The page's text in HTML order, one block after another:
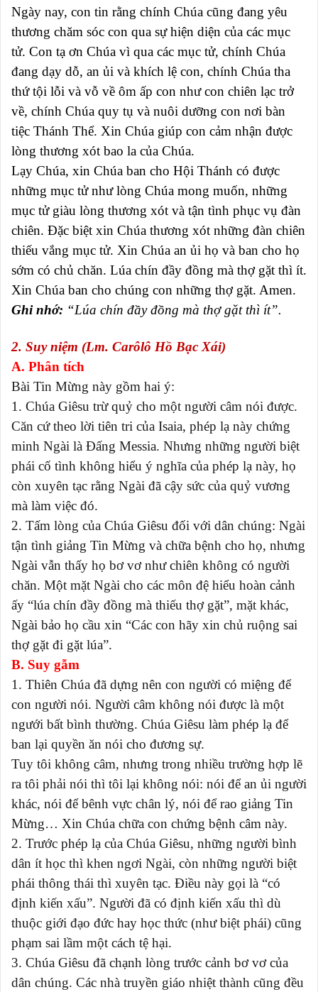
Ngày nay, con tin rằng chính Chúa cũng đang yêu
thương chăm sóc con qua sự hiện diện của các mục
tử. Con tạ ơn Chúa vì qua các mục tử, chính Chúa
đang dạy dỗ, an ủi và khích lệ con, chính Chúa tha
thứ tội lỗi và vỗ về ôm ấp con như con chiên lạc trở
về, chính Chúa quy tụ và nuôi dưỡng con nơi bàn
tiệc Thánh Thể. Xin Chúa giúp con cảm nhận được
lòng thương xót bao la của Chúa.
Lạy Chúa, xin Chúa ban cho Hội Thánh có được
những mục tử như lòng Chúa mong muốn, những
mục tử giàu lòng thương xót và tận tình phục vụ đàn
chiên. Đặc biệt xin Chúa thương xót những đàn chiên
thiếu vắng mục tử. Xin Chúa an ủi họ và ban cho họ
sớm có chủ chăn. Lúa chín đầy đồng mà thợ gặt thì ít.
Xin Chúa ban cho chúng con những thợ gặt. Amen.
Ghi nhớ: “Lúa chín đầy đồng mà thợ gặt thì ít”.
2. Suy niệm (Lm. Carôlô Hồ Bạc Xái)
A. Phân tích
Bài Tin Mừng này gồm hai ý:
1. Chúa Giêsu trừ quỷ cho một người câm nói được.
Căn cứ theo lời tiên tri của Isaia, phép lạ này chứng
minh Ngài là Đấng Messia. Nhưng những người biệt
phái cố tình không hiểu ý nghĩa của phép lạ này, họ
còn xuyên tạc rằng Ngài đã cậy sức của quỷ vương
mà làm việc đó.
2. Tấm lòng của Chúa Giêsu đối với dân chúng: Ngài
tận tình giảng Tin Mừng và chữa bệnh cho họ, nhưng
Ngài vẫn thấy họ bơ vơ như chiên không có người
chăn. Một mặt Ngài cho các môn đệ hiểu hoàn cảnh
ấy “lúa chín đầy đồng mà thiếu thợ gặt”, mặt khác,
Ngài bảo họ cầu xin “Các con hãy xin chủ ruộng sai
thợ gặt đi gặt lúa”.
B. Suy gẫm
1. Thiên Chúa đã dựng nên con người có miệng để
con người nói. Người câm không nói được là một
ngưới bất bình thường. Chúa Giêsu làm phép lạ để
ban lại quyền ăn nói cho đương sự.
Tuy tôi không câm, nhưng trong nhiều trường hợp lẽ
ra tôi phải nói thì tôi lại không nói: nói để an ủi người
khác, nói để bênh vực chân lý, nói để rao giảng Tin
Mừng… Xin Chúa chữa con chứng bệnh câm này.
2. Trước phép lạ của Chúa Giêsu, những người bình
dân ít học thì khen ngơi Ngài, còn những người biệt
phái thông thái thì xuyên tạc. Điều này gọi là “có
định kiến xấu”. Người đã có định kiến xấu thì dù
thuộc giới đạo đức hay học thức (như biệt phái) cũng
phạm sai lầm một cách tệ hại.
3. Chúa Giêsu đã chạnh lòng trước cảnh bơ vơ của
dân chúng. Các nhà truyền giáo nhiệt thành cũng đều